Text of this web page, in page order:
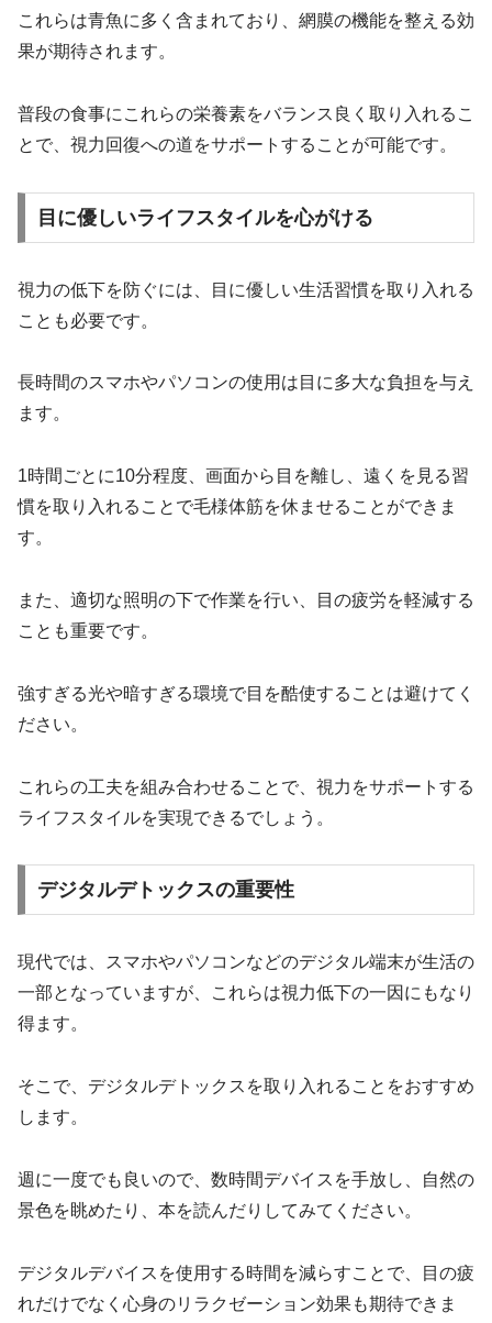
これらは青魚に多く含まれており、網膜の機能を整える効
果が期待されます。
普段の食事にこれらの栄養素をバランス良く取り入れるこ
とで、視力回復への道をサポートすることが可能です。
目に優しいライフスタイルを心がける
視力の低下を防ぐには、目に優しい生活習慣を取り入れる
ことも必要です。
長時間のスマホやパソコンの使用は目に多大な負担を与え
ます。
1時間ごとに10分程度、画面から目を離し、遠くを見る習
慣を取り入れることで毛様体筋を休ませることができま
す。
また、適切な照明の下で作業を行い、目の疲労を軽減する
ことも重要です。
強すぎる光や暗すぎる環境で目を酷使することは避けてく
ださい。
これらの工夫を組み合わせることで、視力をサポートする
ライフスタイルを実現できるでしょう。
デジタルデトックスの重要性
現代では、スマホやパソコンなどのデジタル端末が生活の
一部となっていますが、これらは視力低下の一因にもなり
得ます。
そこで、デジタルデトックスを取り入れることをおすすめ
します。
週に一度でも良いので、数時間デバイスを手放し、自然の
景色を眺めたり、本を読んだりしてみてください。
デジタルデバイスを使用する時間を減らすことで、目の疲
れだけでなく心身のリラクゼーション効果も期待できま